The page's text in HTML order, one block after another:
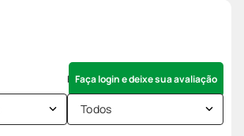
Faça login e deixe sua avaliação
Todos